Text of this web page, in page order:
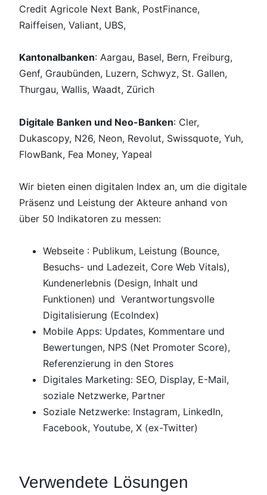
Credit Agricole Next Bank, PostFinance,
Raiffeisen, Valiant, UBS,
Kantonalbanken: Aargau, Basel, Bern, Freiburg,
Genf, Graubünden, Luzern, Schwyz, St. Gallen,
Thurgau, Wallis, Waadt, Zürich
Digitale Banken und Neo-Banken: Cler,
Dukascopy, N26, Neon, Revolut, Swissquote, Yuh,
FlowBank, Fea Money, Yapeal
Wir bieten einen digitalen Index an, um die digitale
Präsenz und Leistung der Akteure anhand von
über 50 Indikatoren zu messen:
Webseite : Publikum, Leistung (Bounce,
Besuchs- und Ladezeit, Core Web Vitals),
Kundenerlebnis (Design, Inhalt und
Funktionen) und Verantwortungsvolle
Digitalisierung (EcoIndex)
Mobile Apps: Updates, Kommentare und
Bewertungen, NPS (Net Promoter Score),
Referenzierung in den Stores
Digitales Marketing: SEO, Display, E-Mail,
soziale Netzwerke, Partner
Soziale Netzwerke: Instagram, LinkedIn,
Facebook, Youtube, X (ex-Twitter)
Verwendete Lösungen